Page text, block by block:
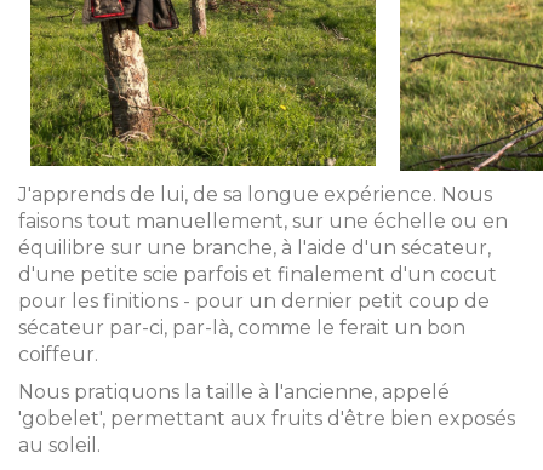
J'apprends de lui, de sa longue expérience. Nous
faisons tout manuellement, sur une échelle ou en
équilibre sur une branche, à l'aide d'un sécateur,
d'une petite scie parfois et finalement d'un cocut
pour les finitions - pour un dernier petit coup de
sécateur par-ci, par-là, comme le ferait un bon
coiffeur.
Nous pratiquons la taille à l'ancienne, appelé
'gobelet', permettant aux fruits d'être bien exposés
au soleil.